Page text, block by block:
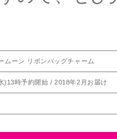
ムーン リボンバッグチャーム
)13時予約開始 / 2018年2月お届け